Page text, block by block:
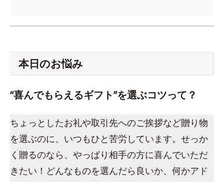
本日のお悩み
“喜んでもらえるギフト”を選ぶコツって？
ちょっとしたお礼や取引先へのご挨拶など贈り物
を選ぶのに、いつもひと苦労しています。せっか
く贈るのなら、やっぱり相手の方に喜んでいただ
きたい！どんなものを選んだら良いか、何かアド